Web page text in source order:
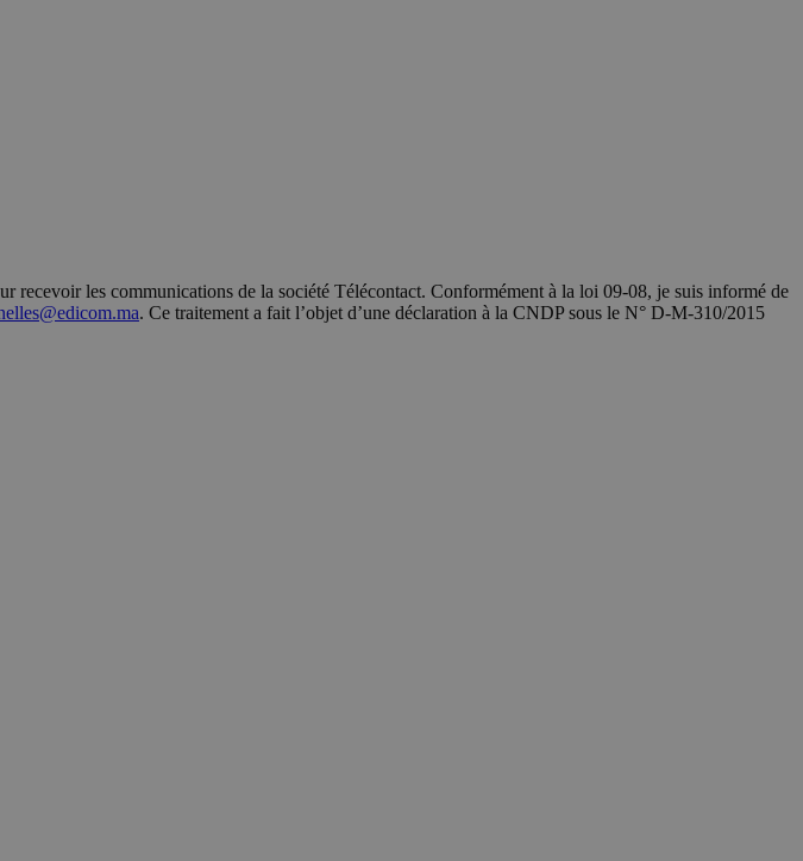
recevoir les communications de la société Télécontact. Conformément à la loi 09-08, je suis informé de
. Ce traitement a fait l’objet d’une déclaration à la CNDP sous le N° D-M-310/2015